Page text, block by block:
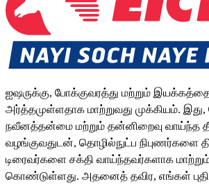
ஐஷருக்கு, போக்குவரத்து மற்றும்
அர்த்தமுள்ளதாக மாற்றுவது முக்கியம்.
நவீனத்தன்மை மற்றும் தன்னிறைவு வாய்ந்த
வழங்குவதுடன், தொழில்நுட்ப நிபுணர்களை
டிரைவர்களை சக்தி வாய்ந்தவர்களாக
கொண்டுள்ளது. அதனைத் தவிர, எங்கள்